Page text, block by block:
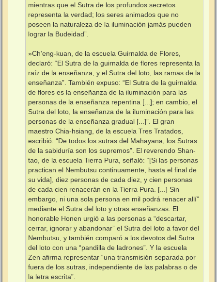
mientras que el Sutra de los profundos secretos
representa la verdad; los seres animados que no
poseen la naturaleza de la iluminación jamás pueden
lograr la Budeidad”.
»Ch’eng-kuan, de la escuela Guirnalda de Flores,
declaró: “El Sutra de la guirnalda de flores representa la
raíz de la enseñanza, y el Sutra del loto, las ramas de la
enseñanza”. También expuso: “El Sutra de la guirnalda
de flores es la enseñanza de la iluminación para las
personas de la enseñanza repentina [...]; en cambio, el
Sutra del loto, la enseñanza de la iluminación para las
personas de la enseñanza gradual [...]”. El gran
maestro Chia-hsiang, de la escuela Tres Tratados,
escribió: “De todos los sutras del Mahayana, los Sutras
de la sabiduría son los supremos”. El reverendo Shan-
tao, de la escuela Tierra Pura, señaló: “[Si las personas
practican el Nembutsu continuamente, hasta el final de
su vida], diez personas de cada diez, y cien personas
de cada cien renacerán en la Tierra Pura. [...] Sin
embargo, ni una sola persona en mil podrá renacer allí”
mediante el Sutra del loto y otras enseñanzas. El
honorable Honen urgió a las personas a “descartar,
cerrar, ignorar y abandonar” el Sutra del loto a favor del
Nembutsu, y también comparó a los devotos del Sutra
del loto con una “pandilla de ladrones”. Y la escuela
Zen afirma representar “una transmisión separada por
fuera de los sutras, independiente de las palabras o de
la letra escrita”.